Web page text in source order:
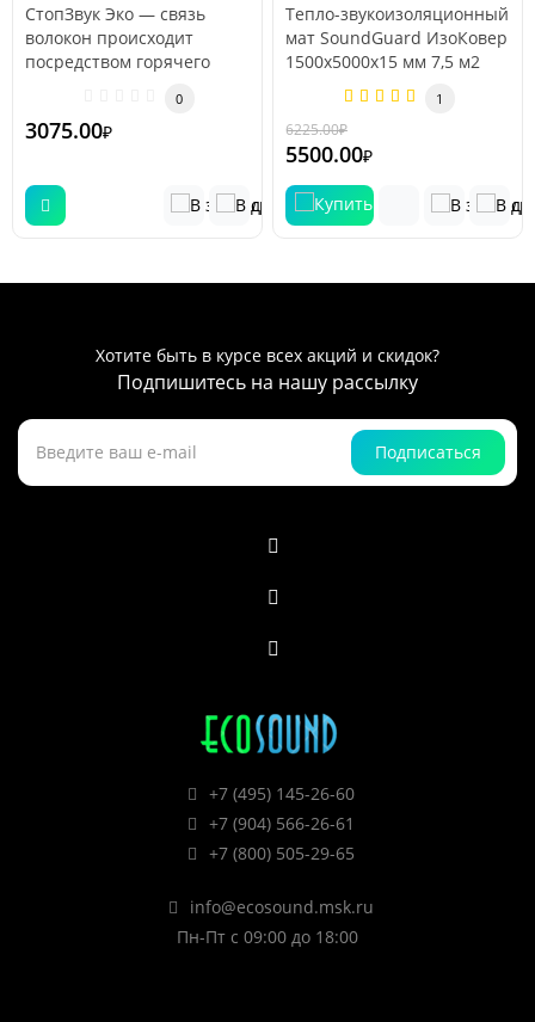
СтопЗвук Эко — cвязь
волокон происходит
посредством горячего
0
3075.00₽
Тепло-звукоизоляционный
мат SoundGuard ИзоКовер
1500x5000x15 мм 7,5 м2
Материал универсальный
1
6225.00₽
5500.00₽
Хотите быть в курсе всех акций и скидок?
Подпишитесь на нашу рассылку
Подписаться
+7 (495) 145-26-60
+7 (904) 566-26-61
+7 (800) 505-29-65
info@ecosound.msk.ru
Пн-Пт с 09:00 до 18:00